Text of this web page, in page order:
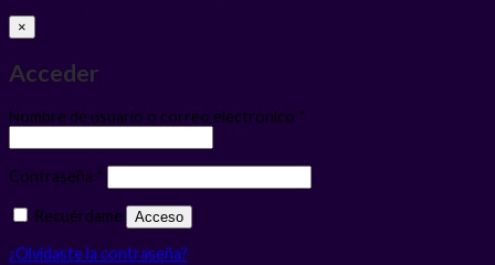
×
Acceder
Nombre de usuario o correo electrónico *
Contraseña *
Recuérdame Acceso
¿Olvidaste la contraseña?